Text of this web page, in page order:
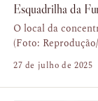
Esquadrilha da
O local da
(Foto:
27 de julho de 2025